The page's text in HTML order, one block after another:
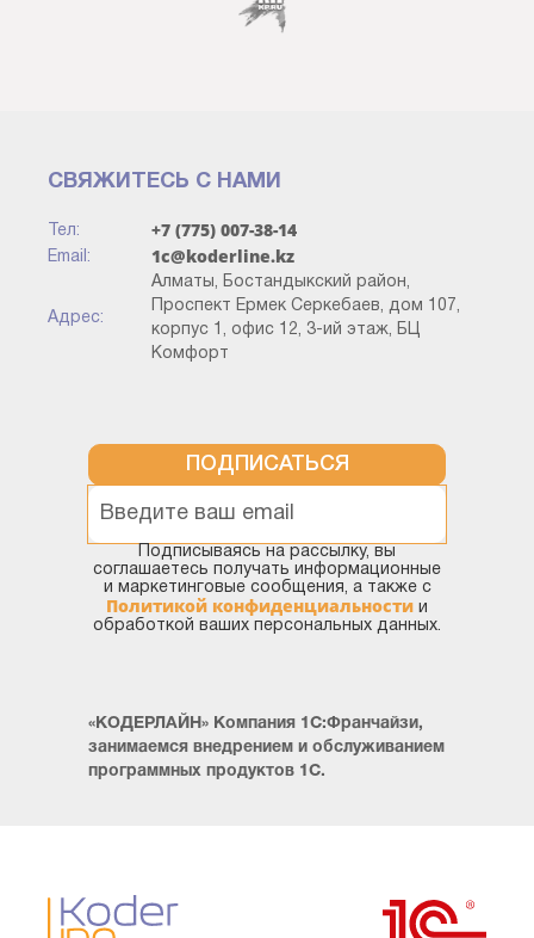
СВЯЖИТЕСЬ С НАМИ
Тел: +7 (775) 007-38-14
Email: 1c@koderline.kz
Адрес:
Алматы, Бостандыкский район,
Проспект Ермек Серкебаев, дом 107,
корпус 1, офис 12, 3-ий этаж, БЦ
Комфорт
ПОДПИСАТЬСЯ
Подписываясь на рассылку, вы
соглашаетесь получать информационные
и маркетинговые сообщения, а также с
Политикой конфиденциальности и
обработкой ваших персональных данных.
«КОДЕРЛАЙН» Компания 1С:Франчайзи,
занимаемся внедрением и обслуживанием
программных продуктов 1С.